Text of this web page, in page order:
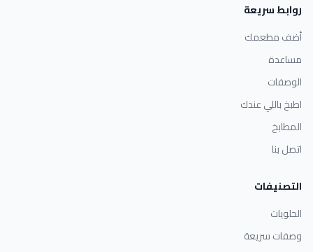
روابط سريعة
أضف مطعمك
مساعدة
الوصفات
اطبخ باللي عندك
المطابخ
اتصل بنا
التصنيفات
الحلويات
وصفات سريعة